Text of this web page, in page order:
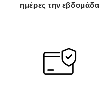
ημέρες την εβδομάδα